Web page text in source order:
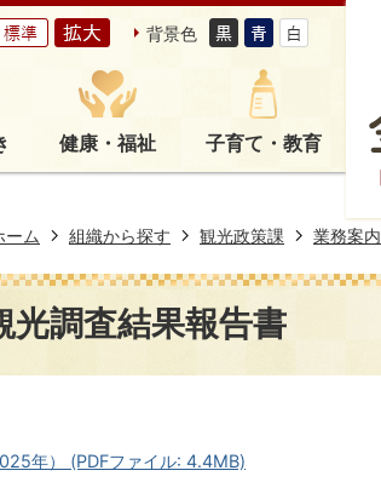
背景色
健康・福祉 子育て・教育
ーム 組織から探す 観光政策課 業務案内
光調査結果報告書
年） (PDFファイル: 4.4MB)